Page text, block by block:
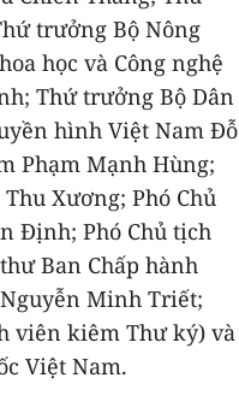
trưởng Bộ Nông
học và Công nghệ
Thứ trưởng Bộ Dân
hình Việt Nam Đỗ
Phạm Mạnh Hùng;
Xương; Phó Chủ
Định; Phó Chủ tịch
Ban Chấp hành
Minh Triết;
viên kiêm Thư ký) và
Việt Nam.